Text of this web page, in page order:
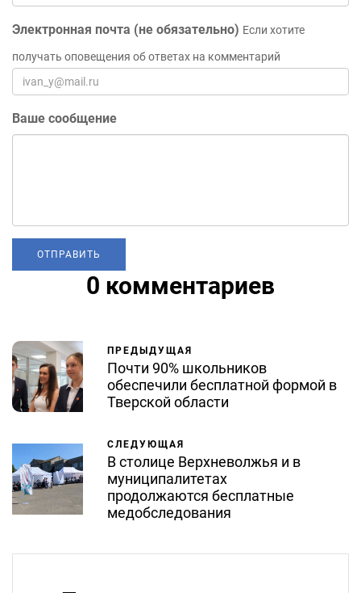
Электронная почта (не обязательно) Если хотите
получать оповещения об ответах на комментарий
Ваше сообщение
0 комментариев
ПРЕДЫДУЩАЯ
Почти 90% школьников
обеспечили бесплатной формой в
Тверской области
СЛЕДУЮЩАЯ
В столице Верхневолжья и в
муниципалитетах
продолжаются бесплатные
медобследования